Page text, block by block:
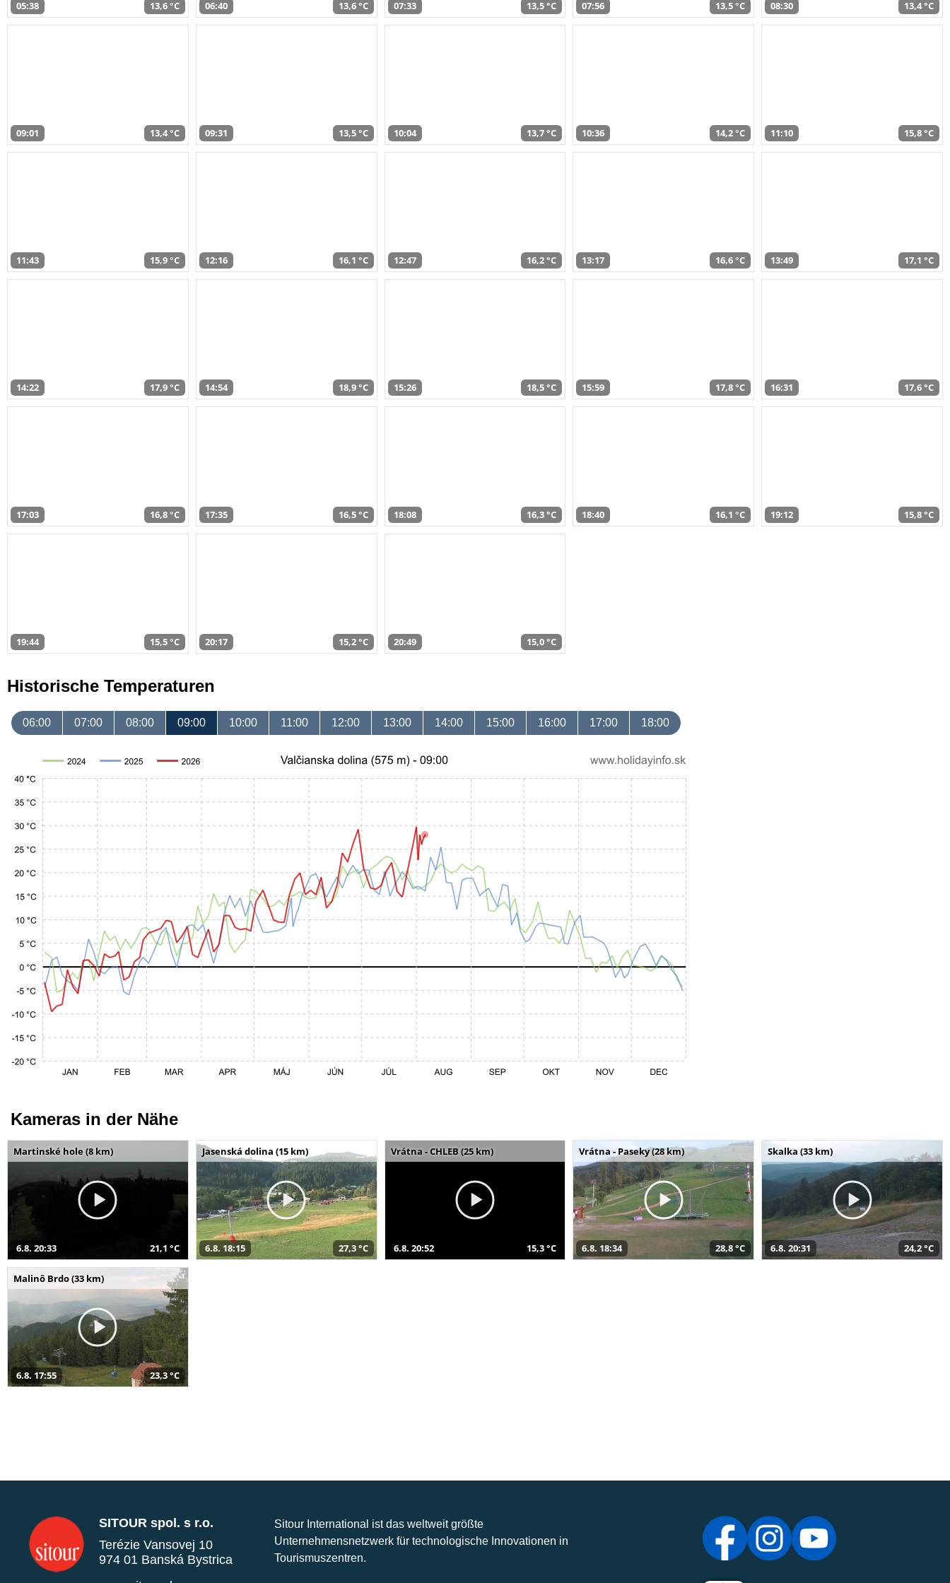
05:38 13,6 °C 06:40 13,6 °C 07:33 13,5 °C 07:56 13,5 °C 08:30 13,4 °C
09:01 13,4 °C 09:31 13,5 °C 10:04 13,7 °C 10:36 14,2 °C 11:10 15,8 °C
11:43 15,9 °C 12:16 16,1 °C 12:47 16,2 °C 13:17 16,6 °C 13:49 17,1 °C
14:22 17,9 °C 14:54 18,9 °C 15:26 18,5 °C 15:59 17,8 °C 16:31 17,6 °C
17:03 16,8 °C 17:35 16,5 °C 18:08 16,3 °C 18:40 16,1 °C 19:12 15,8 °C
19:44 15,5 °C 20:17 15,2 °C 20:49 15,0 °C
Historische Temperaturen
06:00 07:00 08:00 09:00 10:00 11:00 12:00 13:00 14:00 15:00 16:00 17:00 18:00
Kameras in der Nähe
Martinské hole (8 km)
6.8. 20:33 21,1 °C
Jasenská dolina (15 km)
6.8. 18:15 27,3 °C
Vrátna - CHLEB (25 km)
6.8. 20:52 15,3 °C
Vrátna - Paseky (28 km)
6.8. 18:34 28,8 °C
Skalka (33 km)
6.8. 20:31 24,2 °C
Malinô Brdo (33 km)
6.8. 17:55 23,3 °C
SITOUR spol. s r.o.
Terézie Vansovej 10
974 01 Banská Bystrica
Sitour International ist das weltweit größte
Unternehmensnetzwerk für technologische Innovationen in
Tourismuszentren.